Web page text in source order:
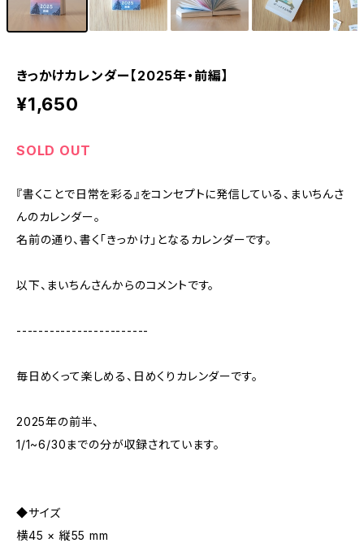
きっかけカレンダー【2025年・前編】
¥1,650
SOLD OUT
『書くことで日常を彩る』をコンセプトに発信している、まいちんさ
んのカレンダー。
名前の通り、書く「きっかけ」となるカレンダーです。
以下、まいちんさんからのコメントです。
------------------------
毎日めくって楽しめる、日めくりカレンダーです。
2025年の前半、
1/1~6/30までの分が収録されています。
◆サイズ
横45 × 縦55 mm